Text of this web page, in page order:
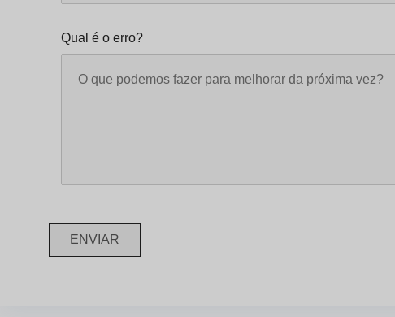
Qual é o erro?
ENVIAR